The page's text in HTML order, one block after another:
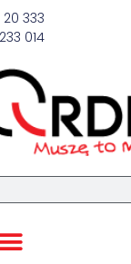
20 333
014